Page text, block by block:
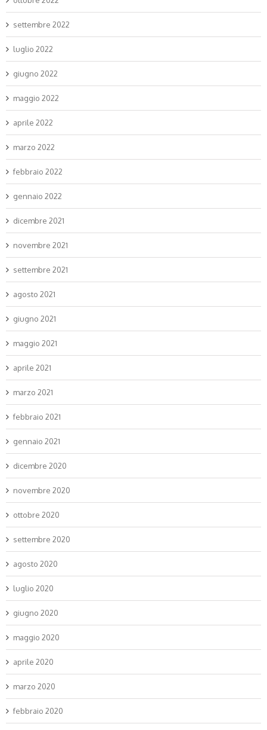
settembre 2022
luglio 2022
giugno 2022
maggio 2022
aprile 2022
marzo 2022
febbraio 2022
gennaio 2022
dicembre 2021
novembre 2021
settembre 2021
agosto 2021
giugno 2021
maggio 2021
aprile 2021
marzo 2021
febbraio 2021
gennaio 2021
dicembre 2020
novembre 2020
ottobre 2020
settembre 2020
agosto 2020
luglio 2020
giugno 2020
maggio 2020
aprile 2020
marzo 2020
febbraio 2020